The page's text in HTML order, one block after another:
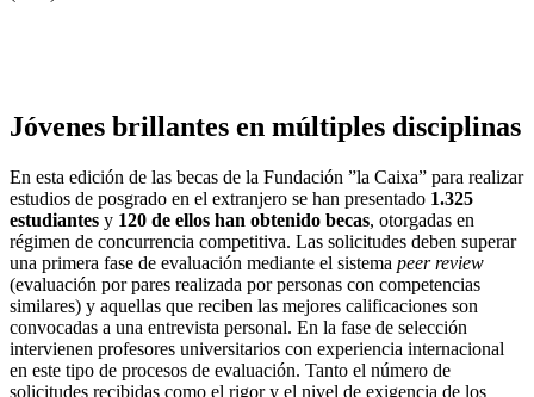
Jóvenes brillantes en múltiples disciplinas
En esta edición de las becas de la Fundación ”la Caixa” para realizar
estudios de posgrado en el extranjero se han presentado 1.325
estudiantes y 120 de ellos han obtenido becas, otorgadas en
régimen de concurrencia competitiva. Las solicitudes deben superar
una primera fase de evaluación mediante el sistema peer review
(evaluación por pares realizada por personas con competencias
similares) y aquellas que reciben las mejores calificaciones son
convocadas a una entrevista personal. En la fase de selección
intervienen profesores universitarios con experiencia internacional
en este tipo de procesos de evaluación. Tanto el número de
solicitudes recibidas como el rigor y el nivel de exigencia de los